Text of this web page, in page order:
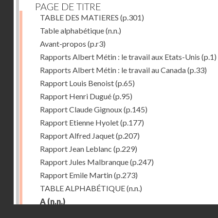
PAGE DE TITRE
TABLE DES MATIERES (p.301)
Table alphabétique(n.n.)
Avant-propos (p.r3)
Rapports Albert Métin : le travail aux Etats-Unis (p.1)
Rapports Albert Métin : le travail au Canada(p.33)
Rapport Louis Benoist(p.65)
Rapport Henri Dugué(p.95)
Rapport Claude Gignoux(p.145)
Rapport Etienne Hyolet(p.177)
Rapport Alfred Jaquet(p.207)
Rapport Jean Leblanc (p.229)
Rapport Jules Malbranque(p.247)
Rapport Emile Martin(p.273)
TABLE ALPHABÉTIQUE(n.n.)
A (n.n.)